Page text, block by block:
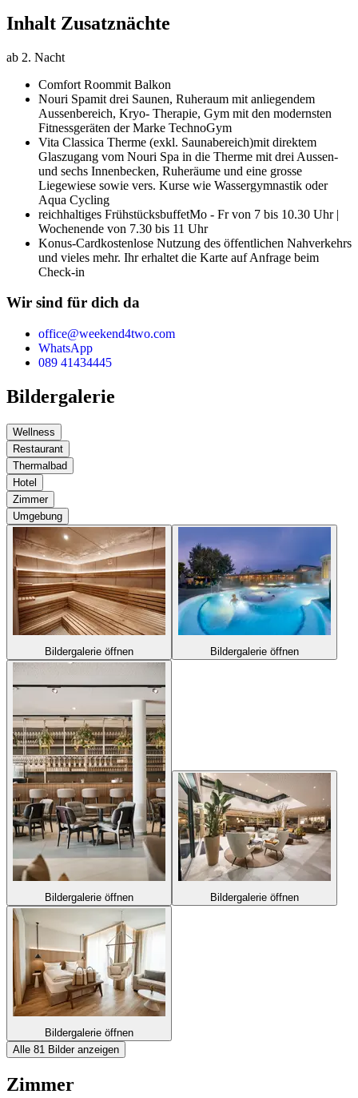
Inhalt Zusatznächte
ab 2. Nacht
Comfort Roommit Balkon
Nouri Spamit drei Saunen, Ruheraum mit anliegendem
Aussenbereich, Kryo- Therapie, Gym mit den modernsten
Fitnessgeräten der Marke TechnoGym
Vita Classica Therme (exkl. Saunabereich)mit direktem
Glaszugang vom Nouri Spa in die Therme mit drei Aussen-
und sechs Innen­becken, Ruheräume und eine grosse
Liegewiese sowie vers. Kurse wie Wasser­gymnastik oder
Aqua Cycling
reichhaltiges FrühstücksbuffetMo - Fr von 7 bis 10.30 Uhr |
Wochenende von 7.30 bis 11 Uhr
Konus-Cardkostenlose Nutzung des öffentlichen Nahverkehrs
und vieles mehr. Ihr erhaltet die Karte auf Anfrage beim
Check-in
Wir sind für dich da
office@weekend4two.com
WhatsApp
089 41434445
Bildergalerie
Wellness
Restaurant
Thermalbad
Hotel
Zimmer
Umgebung
Bildergalerie öffnen Bildergalerie öffnen
Bildergalerie öffnen Bildergalerie öffnen
Bildergalerie öffnen
Alle 81 Bilder anzeigen
Zimmer